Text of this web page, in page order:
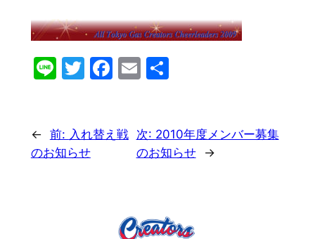
LineTwitter
Facebook
Email
共
← 前: 入れ替え戦
のお知らせ
次: 2010年度メンバー募集
のお知らせ
→